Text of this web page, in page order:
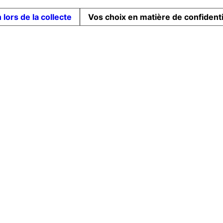
lors de la collecte Vos choix en matière de